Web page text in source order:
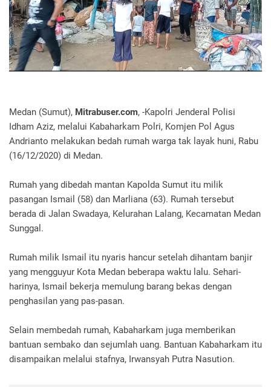
Medan (Sumut), Mitrabuser.com, -Kapolri Jenderal Polisi
Idham Aziz, melalui Kabaharkam Polri, Komjen Pol Agus
Andrianto melakukan bedah rumah warga tak layak huni, Rabu
(16/12/2020) di Medan.
Rumah yang dibedah mantan Kapolda Sumut itu milik
pasangan Ismail (58) dan Marliana (63). Rumah tersebut
berada di Jalan Swadaya, Kelurahan Lalang, Kecamatan Medan
Sunggal.
Rumah milik Ismail itu nyaris hancur setelah dihantam banjir
yang mengguyur Kota Medan beberapa waktu lalu. Sehari-
harinya, Ismail bekerja memulung barang bekas dengan
penghasilan yang pas-pasan.
Selain membedah rumah, Kabaharkam juga memberikan
bantuan sembako dan sejumlah uang. Bantuan Kabaharkam itu
disampaikan melalui stafnya, Irwansyah Putra Nasution.